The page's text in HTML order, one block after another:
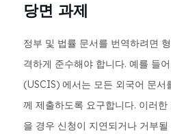
당면 과제
정부 및 법률 문서를 번역하려면
격하게 준수해야 합니다. 예를 들
(USCIS) 에서는 모든 외국어 문서
께 제출하도록 요구합니다. 이러
을 경우 신청이 지연되거나 거부될